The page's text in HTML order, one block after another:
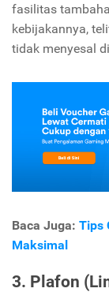
fasilitas
kebijakannya,
tidak menyesal
Baca Juga: Tips
Maksimal
3. Plafon